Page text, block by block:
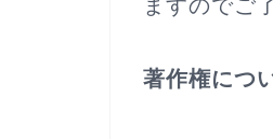
ますのでご
著作権につ